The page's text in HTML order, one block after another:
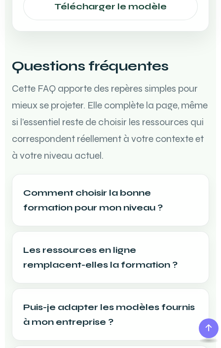
Télécharger le modèle
Questions fréquentes
Cette FAQ apporte des repères simples pour
mieux se projeter. Elle complète la page, même
si l’essentiel reste de choisir les ressources qui
correspondent réellement à votre contexte et
à votre niveau actuel.
Comment choisir la bonne
formation pour mon niveau ?
Les ressources en ligne
remplacent-elles la formation ?
Puis-je adapter les modèles fournis
à mon entreprise ?